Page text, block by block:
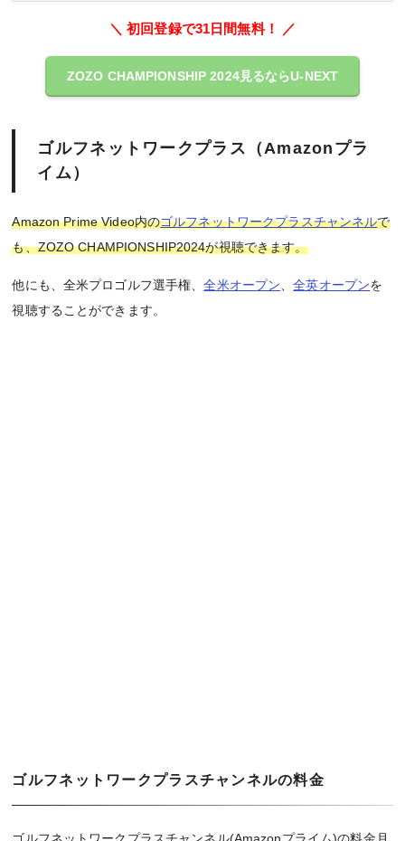
＼ 初回登録で31日間無料！ ／
ZOZO CHAMPIONSHIP 2024見るならU-NEXT
ゴルフネットワークプラス（Amazonプラ
イム）
Amazon Prime Video内のゴルフネットワークプラスチャンネルで
も、ZOZO CHAMPIONSHIP2024が視聴できます。
他にも、全米プロゴルフ選手権、全米オープン、全英オープンを
視聴することができます。
ゴルフネットワークプラスチャンネルの料金
ゴルフネットワークプラスチャンネル(Amazonプライム)の料金月